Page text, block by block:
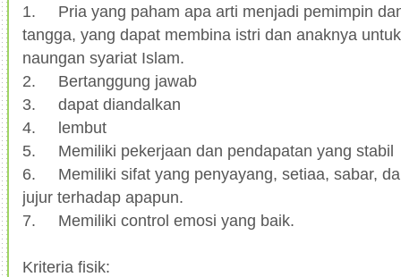
1.
Pria yang paham apa arti menjadi pemimpin
tangga, yang dapat membina istri dan anaknya
naungan syariat Islam.
2.
Bertanggung jawab
3.
dapat diandalkan
4.
lembut
5.
Memiliki pekerjaan dan pendapatan yang stabil
6.
Memiliki sifat yang penyayang, setiaa, sabar,
jujur terhadap apapun.
7.
Memiliki control emosi yang baik.
Kriteria fisik: